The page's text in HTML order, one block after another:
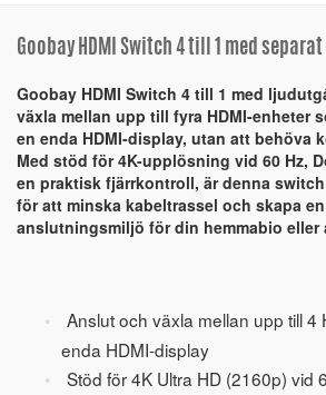
Goobay HDMI Switch 4 till 1 med
Goobay HDMI Switch 4 till 1 med
växla mellan upp till fyra HDMI-enheter
en enda HDMI-display, utan att behöva
Med stöd för 4K-upplösning vid 60 Hz,
en praktisk fjärrkontroll, är denna
för att minska kabeltrassel och skapa
anslutningsmiljö för din hemmabio eller
Anslut och växla mellan upp till 4
enda HDMI-display
Stöd för 4K Ultra HD (2160p) vid